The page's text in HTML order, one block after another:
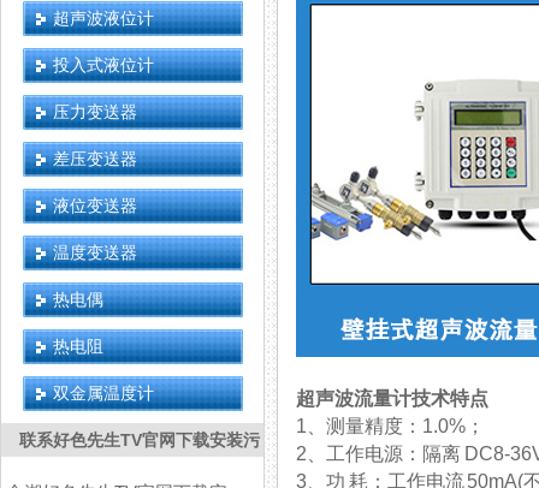
超声波液位计
投入式液位计
压力变送器
差压变送器
液位变送器
温度变送器
热电偶
热电阻
双金属温度计
联系好色先生TV官网下载安装污
超声波流量计技术特点
1、测量精度：1.0%；
2、工作电源：隔离
3、功 耗：工作电流